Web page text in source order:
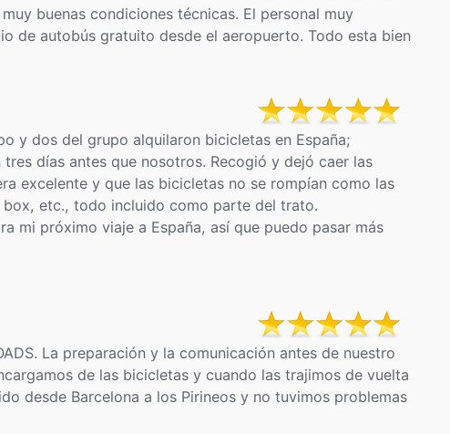
buenas condiciones técnicas. El personal muy
de autobús gratuito desde el aeropuerto. Todo esta bien
y dos del grupo alquilaron bicicletas en España;
días antes que nosotros. Recogió y dejó caer las
excelente y que las bicicletas no se rompían como las
etc., todo incluido como parte del trato.
mi próximo viaje a España, así que puedo pasar más
La preparación y la comunicación antes de nuestro
de las bicicletas y cuando las trajimos de vuelta
desde Barcelona a los Pirineos y no tuvimos problemas